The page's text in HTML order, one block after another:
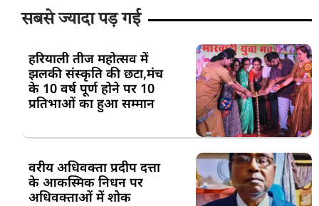
सबसे ज्यादा पड़ गई
हरियाली तीज महोत्सव में
झलकी संस्कृति की छटा,मंच
के 10 वर्ष पूर्ण होने पर 10
प्रतिभाओं का हुआ सम्मान
वरीय अधिवक्ता प्रदीप दत्ता
के आकस्मिक निधन पर
अधिवक्ताओं में शोक